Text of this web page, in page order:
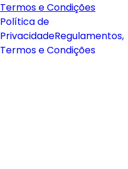
Termos e Condições
Política de
PrivacidadeRegulamentos,
Termos e Condições